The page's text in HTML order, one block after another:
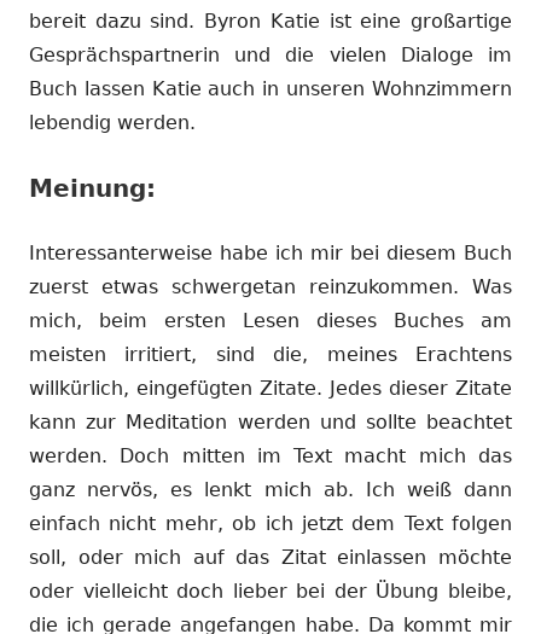
bereit dazu sind. Byron Katie ist eine großartige
Gesprächspartnerin und die vielen Dialoge im
Buch lassen Katie auch in unseren Wohnzimmern
lebendig werden.
Meinung:
Interessanterweise habe ich mir bei diesem Buch
zuerst etwas schwergetan reinzukommen. Was
mich, beim ersten Lesen dieses Buches am
meisten irritiert, sind die, meines Erachtens
willkürlich, eingefügten Zitate. Jedes dieser Zitate
kann zur Meditation werden und sollte beachtet
werden. Doch mitten im Text macht mich das
ganz nervös, es lenkt mich ab. Ich weiß dann
einfach nicht mehr, ob ich jetzt dem Text folgen
soll, oder mich auf das Zitat einlassen möchte
oder vielleicht doch lieber bei der Übung bleibe,
die ich gerade angefangen habe. Da kommt mir